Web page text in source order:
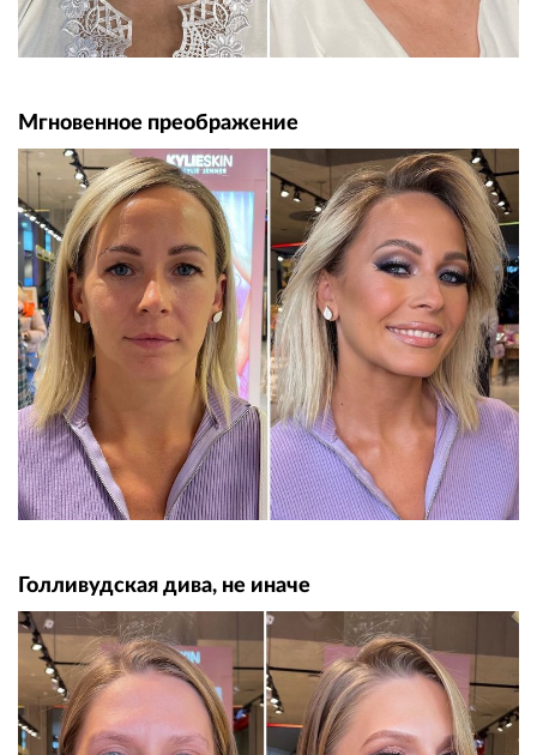
Мгновенное преображение
Голливудская дива, не иначе